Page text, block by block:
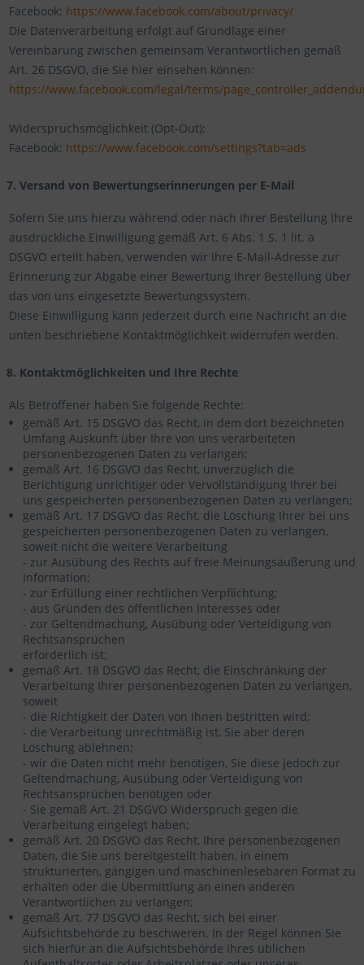
Facebook: https://www.facebook.com/about/privacy/
Die Datenverarbeitung erfolgt auf Grundlage einer
Vereinbarung zwischen gemeinsam Verantwortlichen gemäß
Art. 26 DSGVO, die Sie hier einsehen können:
https://www.facebook.com/legal/terms/
Widerspruchsmöglichkeit (Opt-Out):
Facebook: https://www.facebook.com/settings?tab=ads
7. Versand von Bewertungserinnerungen per E-Mail
Sofern Sie uns hierzu während oder nach Ihrer Bestellung Ihre
ausdrückliche Einwilligung gemäß Art. 6 Abs. 1 S. 1 lit. a
DSGVO erteilt haben, verwenden wir Ihre E-Mail-Adresse zur
Erinnerung zur Abgabe einer Bewertung Ihrer Bestellung über
das von uns eingesetzte Bewertungssystem.
Diese Einwilligung kann jederzeit durch eine Nachricht an die
unten beschriebene Kontaktmöglichkeit widerrufen werden.
8. Kontaktmöglichkeiten und Ihre Rechte
Als Betroffener haben Sie folgende Rechte:
gemäß Art. 15 DSGVO das Recht, in dem dort bezeichneten
Umfang Auskunft über Ihre von uns verarbeiteten
personenbezogenen Daten zu verlangen;
gemäß Art. 16 DSGVO das Recht, unverzüglich die
Berichtigung unrichtiger oder Vervollständigung Ihrer bei
uns gespeicherten personenbezogenen Daten zu verlangen;
gemäß Art. 17 DSGVO das Recht, die Löschung Ihrer bei uns
gespeicherten personenbezogenen Daten zu verlangen,
soweit nicht die weitere Verarbeitung
- zur Ausübung des Rechts auf freie Meinungsäußerung und
Information;
- zur Erfüllung einer rechtlichen Verpflichtung;
- aus Gründen des öffentlichen Interesses oder
- zur Geltendmachung, Ausübung oder Verteidigung von
Rechtsansprüchen
erforderlich ist;
gemäß Art. 18 DSGVO das Recht, die Einschränkung der
Verarbeitung Ihrer personenbezogenen Daten zu verlangen,
soweit
- die Richtigkeit der Daten von Ihnen bestritten wird;
- die Verarbeitung unrechtmäßig ist, Sie aber deren
Löschung ablehnen;
- wir die Daten nicht mehr benötigen, Sie diese jedoch zur
Geltendmachung, Ausübung oder Verteidigung von
Rechtsansprüchen benötigen oder
- Sie gemäß Art. 21 DSGVO Widerspruch gegen die
Verarbeitung eingelegt haben;
gemäß Art. 20 DSGVO das Recht, Ihre personenbezogenen
Daten, die Sie uns bereitgestellt haben, in einem
strukturierten, gängigen und maschinenlesebaren Format zu
erhalten oder die Übermittlung an einen anderen
Verantwortlichen zu verlangen;
gemäß Art. 77 DSGVO das Recht, sich bei einer
Aufsichtsbehörde zu beschweren. In der Regel können Sie
sich hierfür an die Aufsichtsbehörde Ihres üblichen